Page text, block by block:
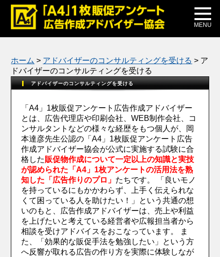
MENU
メディア掲載
公式ブログ
ホーム > アドバイザーのコンサルティングを受ける > ア
ドバイザーのコンサルティングを受ける
アドバイザーのコンサルティングを受ける
「A4」1枚販促アンケート広告作成アドバイザー
とは、広告代理店や印刷会社、WEB制作会社、コ
ンサルタントなどの様々な経歴をもつ個人が、岡
本達彦先生公認の「A4」1枚販促アンケート広告
作成アドバイザー協会が公式に実施する試験に合
格した販促物作成について一定以上の知識と実技
が認められた「A4」1枚アンケートの活用法を熟
知した「広告作りのプロ」 たちです。 「良いモノ
を持っているにもかかわらず、上手く伝えられな
くて困っている人を助けたい！」という共通の想
いのもと、広告作成アドバイザーは、売上や利益
を上げたいと考えている経営者や広報担当者から
相談を受けアドバイスをおこなっています。 ま
た、「効果的な販促手法を勉強したい」という方
へ反響が取れる広告の作り方を実際に体験しなが